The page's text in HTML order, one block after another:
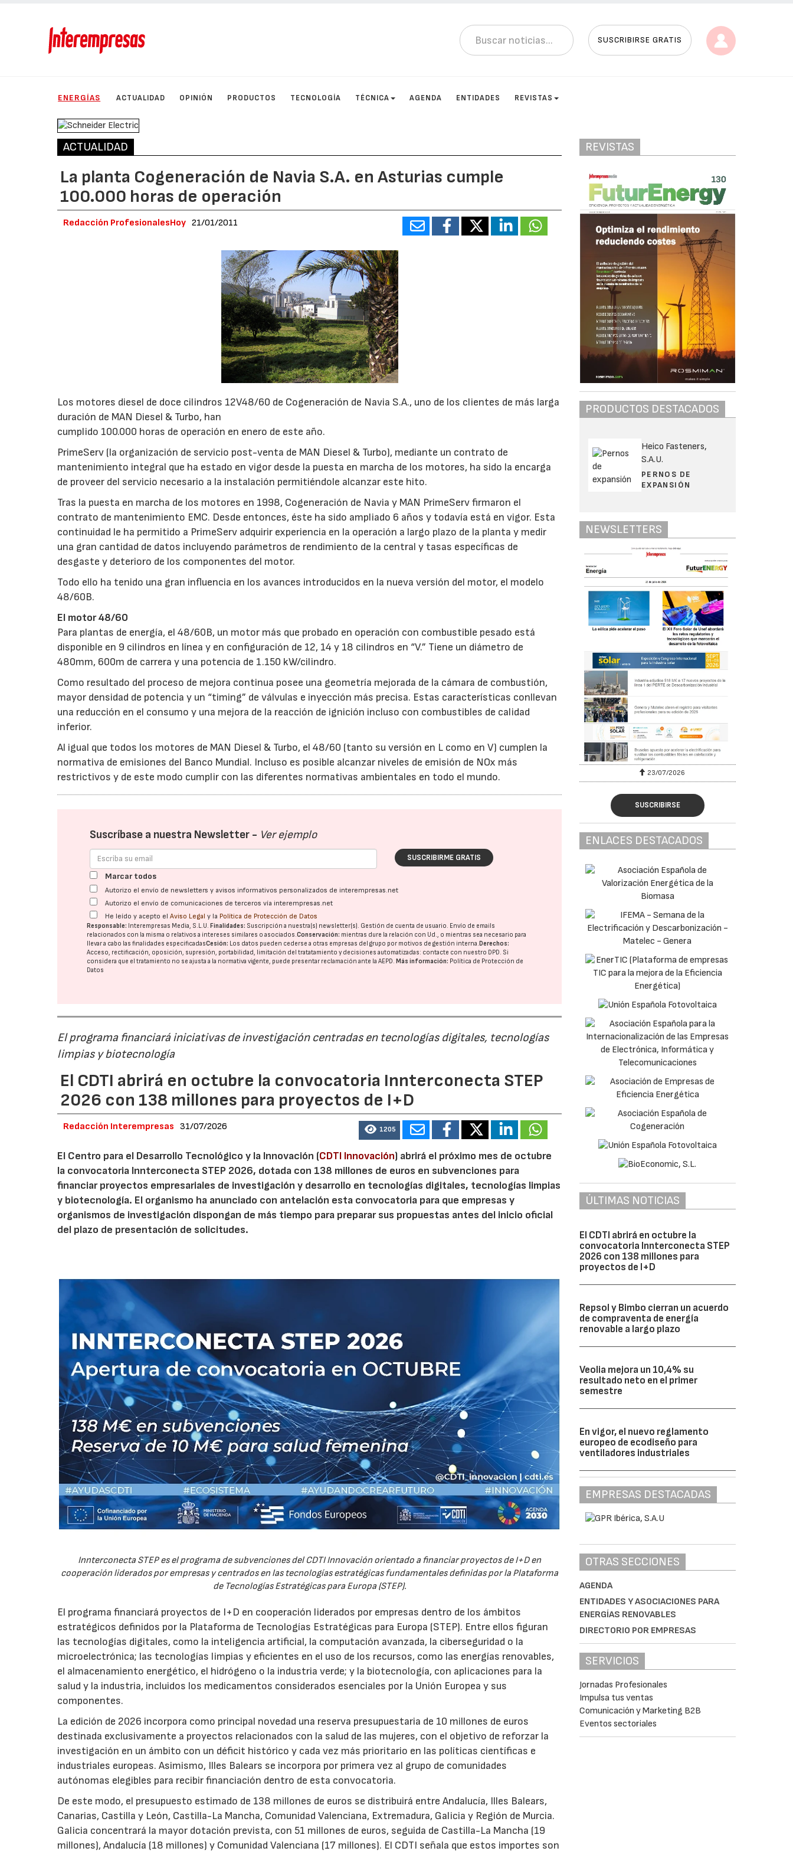
SUSCRIBIRSE GRATIS
ENERGÍAS ACTUALIDAD OPINIÓN PRODUCTOS TECNOLOGÍA TÉCNICA AGENDA ENTIDADES REVISTAS
ACTUALIDAD
La planta Cogeneración de Navia S.A. en Asturias cumple
100.000 horas de operación
Redacción ProfesionalesHoy 21/01/2011
Los motores diesel de doce cilindros 12V48/60 de Cogeneración de Navia S.A., uno de los clientes de más larga
duración de MAN Diesel & Turbo, han
cumplido 100.000 horas de operación en enero de este año.
PrimeServ (la organización de servicio post-venta de MAN Diesel & Turbo), mediante un contrato de
mantenimiento integral que ha estado en vigor desde la puesta en marcha de los motores, ha sido la encarga
de proveer del servicio necesario a la instalación permitiéndole alcanzar este hito.
Tras la puesta en marcha de los motores en 1998, Cogeneración de Navia y MAN PrimeServ firmaron el
contrato de mantenimiento EMC. Desde entonces, éste ha sido ampliado 6 años y todavía está en vigor. Esta
continuidad le ha permitido a PrimeServ adquirir experiencia en la operación a largo plazo de la planta y medir
una gran cantidad de datos incluyendo parámetros de rendimiento de la central y tasas específicas de
desgaste y deterioro de los componentes del motor.
Todo ello ha tenido una gran influencia en los avances introducidos en la nueva versión del motor, el modelo
48/60B.
El motor 48/60
Para plantas de energía, el 48/60B, un motor más que probado en operación con combustible pesado está
disponible en 9 cilindros en línea y en configuración de 12, 14 y 18 cilindros en “V.” Tiene un diámetro de
480mm, 600m de carrera y una potencia de 1.150 kW/cilindro.
Como resultado del proceso de mejora continua posee una geometría mejorada de la cámara de combustión,
mayor densidad de potencia y un “timing” de válvulas e inyección más precisa. Estas características conllevan
una reducción en el consumo y una mejora de la reacción de ignición incluso con combustibles de calidad
inferior.
Al igual que todos los motores de MAN Diesel & Turbo, el 48/60 (tanto su versión en L como en V) cumplen la
normativa de emisiones del Banco Mundial. Incluso es posible alcanzar niveles de emisión de NOx más
restrictivos y de este modo cumplir con las diferentes normativas ambientales en todo el mundo.
Suscríbase a nuestra Newsletter - Ver ejemplo
SUSCRIBIRME GRATIS
Marcar todos
Autorizo el envío de newsletters y avisos informativos personalizados de interempresas.net
Autorizo el envío de comunicaciones de terceros vía interempresas.net
He leído y acepto elAviso Legal y la Política de Protección de Datos
Responsable: Interempresas Media, S.L.U.Finalidades: Suscripción a nuestra(s) newsletter(s). Gestión de cuenta de usuario. Envío de emails
relacionados con la misma o relativos a intereses similares o asociados.Conservación: mientras dure la relación con Ud., o mientras sea necesario para
llevar a cabo las finalidades especificadasCesión: Los datos pueden cederse a otras empresas del grupo por motivos de gestión interna.Derechos:
Acceso, rectificación, oposición, supresión, portabilidad, limitación del tratatamiento y decisiones automatizadas: contacte con nuestro DPD. Si
considera que el tratamiento no se ajusta a la normativa vigente, puede presentar reclamación ante laAEPD.Más información: Política de Protección de
Datos
El programa financiará iniciativas de investigación centradas en tecnologías digitales, tecnologías
limpias y biotecnología
El CDTI abrirá en octubre la convocatoria Innterconecta STEP
2026 con 138 millones para proyectos de I+D
Redacción Interempresas 31/07/2026 1205
El Centro para el Desarrollo Tecnológico y la Innovación (CDTI Innovación) abrirá el próximo mes de octubre
la convocatoria Innterconecta STEP 2026, dotada con 138 millones de euros en subvenciones para
financiar proyectos empresariales de investigación y desarrollo en tecnologías digitales, tecnologías limpias
y biotecnología. El organismo ha anunciado con antelación esta convocatoria para que empresas y
organismos de investigación dispongan de más tiempo para preparar sus propuestas antes del inicio oficial
del plazo de presentación de solicitudes.
Innterconecta STEP es el programa de subvenciones del CDTI Innovación orientado a financiar proyectos de I+D en
cooperación liderados por empresas y centrados en las tecnologías estratégicas fundamentales definidas por la Plataforma
de Tecnologías Estratégicas para Europa (STEP).
El programa financiará proyectos de I+D en cooperación liderados por empresas dentro de los ámbitos
estratégicos definidos por la Plataforma de Tecnologías Estratégicas para Europa (STEP). Entre ellos figuran
las tecnologías digitales, como la inteligencia artificial, la computación avanzada, la ciberseguridad o la
microelectrónica; las tecnologías limpias y eficientes en el uso de los recursos, como las energías renovables,
el almacenamiento energético, el hidrógeno o la industria verde; y la biotecnología, con aplicaciones para la
salud y la industria, incluidos los medicamentos considerados esenciales por la Unión Europea y sus
componentes.
La edición de 2026 incorpora como principal novedad una reserva presupuestaria de 10 millones de euros
destinada exclusivamente a proyectos relacionados con la salud de las mujeres, con el objetivo de reforzar la
investigación en un ámbito con un déficit histórico y cada vez más prioritario en las políticas científicas e
industriales europeas. Asimismo, Illes Balears se incorpora por primera vez al grupo de comunidades
autónomas elegibles para recibir financiación dentro de esta convocatoria.
De este modo, el presupuesto estimado de 138 millones de euros se distribuirá entre Andalucía, Illes Balears,
Canarias, Castilla y León, Castilla-La Mancha, Comunidad Valenciana, Extremadura, Galicia y Región de Murcia.
Galicia concentrará la mayor dotación prevista, con 51 millones de euros, seguida de Castilla-La Mancha (19
millones), Andalucía (18 millones) y Comunidad Valenciana (17 millones). El CDTI señala que estos importes son
REVISTAS
PRODUCTOS DESTACADOS
Heico Fasteners,
S.A.U.
PERNOS DE
EXPANSIÓN
NEWSLETTERS
23/07/2026 30/07/2026 23/07/2026
SUSCRIBIRSE
ENLACES DESTACADOS
ÚLTIMAS NOTICIAS
El CDTI abrirá en octubre la
convocatoria Innterconecta STEP
2026 con 138 millones para
proyectos de I+D
Repsol y Bimbo cierran un acuerdo
de compraventa de energía
renovable a largo plazo
Veolia mejora un 10,4% su
resultado neto en el primer
semestre
En vigor, el nuevo reglamento
europeo de ecodiseño para
ventiladores industriales
EMPRESAS DESTACADAS
OTRAS SECCIONES
AGENDA
ENTIDADES Y ASOCIACIONES PARA
ENERGÍAS RENOVABLES
DIRECTORIO POR EMPRESAS
SERVICIOS
Jornadas Profesionales
Impulsa tus ventas
Comunicación y Marketing B2B
Eventos sectoriales